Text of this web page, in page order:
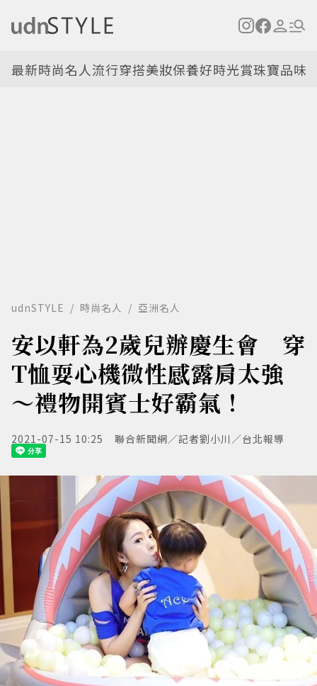
最新時尚名人流行穿搭美妝保養好時光賞珠寶品味
udnSTYLE 時尚名人 亞洲名人
安以軒為2歲兒辦慶生會 穿
T恤耍心機微性感露肩太強
～禮物開賓士好霸氣！
2021-07-15 10:25 聯合新聞網／記者劉小川／台北報導